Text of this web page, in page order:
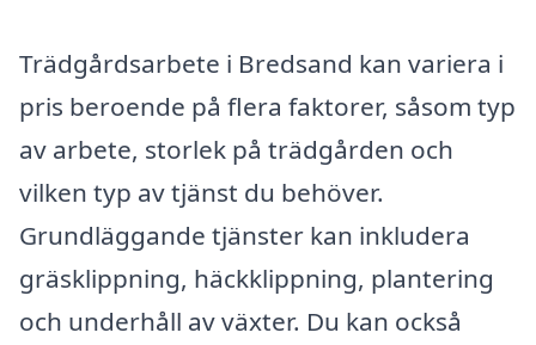
Trädgårdsarbete i Bredsand kan variera i
pris beroende på flera faktorer, såsom typ
av arbete, storlek på trädgården och
vilken typ av tjänst du behöver.
Grundläggande tjänster kan inkludera
gräsklippning, häckklippning, plantering
och underhåll av växter. Du kan också